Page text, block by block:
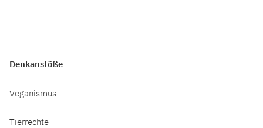
Denkanstöße
Veganismus
Tierrechte